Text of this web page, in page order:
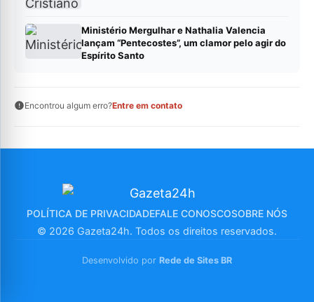
Ministério Mergulhar e Nathalia Valencia
lançam “Pentecostes”, um clamor pelo agir do
Espírito Santo
Encontrou algum erro?Entre em contato
POLÍTICA DE PRIVACIDADEFALE CONOSCOSOBRE NÓS
© 2026 Gazeta24h. Todos os direitos reservados.
Desenvolvido por Rede de Sites BR